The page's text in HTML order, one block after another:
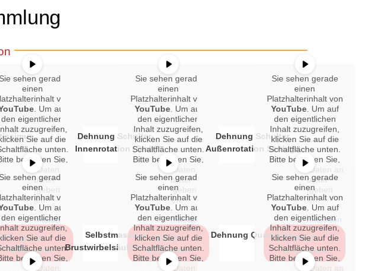
Sie sehen gerade
einen
von
. Um auf
den eigentlichen
zuzugreifen,
Sie auf die
unten.
beachten Sie,
dabei Daten an
Drittanbieter
weitergegeben
werden.
Mehr Informationen
Inhalt
entsperren
Sie sehen gerade
einen
Platzhalterinhalt von
YouTube. Um auf
den eigentlichen
Inhalt zuzugreifen,
klicken Sie auf die
Schaltfläche unten.
Bitte beachten Sie,
dass dabei Daten an
Drittanbieter
weitergegeben
werden.
Mehr Informationen
Inhalt
entsperren
Dehnung Schulter-
Innenrotation (Stab)
Sie sehen gerade
einen
Platzhalterinhalt von
YouTube. Um auf
den eigentlichen
Inhalt zuzugreifen,
klicken Sie auf die
Schaltfläche unten.
Bitte beachten Sie,
dass dabei Daten an
Drittanbieter
weitergegeben
werden.
Mehr Informationen
Inhalt
entsperren
Dehnung Schulter
Außenrotation Seitlage
Sie sehen gerade
einen
von
. Um auf
den eigentlichen
zuzugreifen,
Sie auf die
unten.
beachten Sie,
dabei Daten an
Rolle
Sie sehen gerade
einen
Platzhalterinhalt von
YouTube. Um auf
den eigentlichen
Inhalt zuzugreifen,
klicken Sie auf die
Schaltfläche unten.
Bitte beachten Sie,
dass dabei Daten an
Selbstmassage
Brustwirbelsäule Duoball
Sie sehen gerade
einen
Platzhalterinhalt von
YouTube. Um auf
den eigentlichen
Inhalt zuzugreifen,
klicken Sie auf die
Schaltfläche unten.
Bitte beachten Sie,
dass dabei Daten an
Dehnung Quadratus